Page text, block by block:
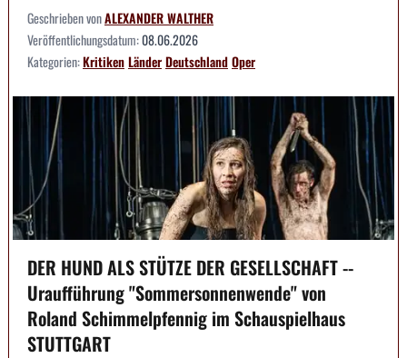
Geschrieben vonALEXANDER WALTHER
Veröffentlichungsdatum:08.06.2026
Kategorien:KritikenLänderDeutschlandOper
DER HUND ALS STÜTZE DER GESELLSCHAFT --
Uraufführung "Sommersonnenwende" von
Roland Schimmelpfennig im Schauspielhaus
STUTTGART